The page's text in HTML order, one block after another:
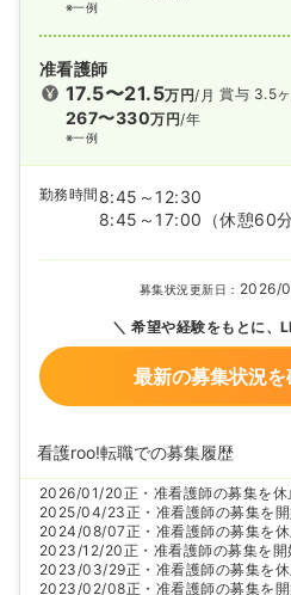
※一例
准看護師
17.5〜21.5万円/月
267〜330万円/年
※一例
賞与 3.5
勤務時間 8:45～12:30
8:45～17:00
（休憩60分
募集状況更新日： 2026/
希望や経験をもとに、
最新の募集状況
看護roo!転職での募集履歴
2026/01/20正・准看護師の募集を休
2025/04/23正・准看護師の募集を
2024/08/07正・准看護師の募集を休
2023/12/20正・准看護師の募集を開
2023/03/29正・准看護師の募集を休
2023/02/08正・准看護師の募集を